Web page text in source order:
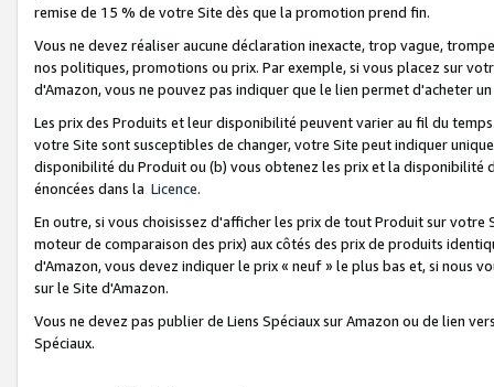
remise de 15 % de votre Site dès que la promotion prend fin.
Vous ne devez réaliser aucune déclaration inexacte, trop vague,
nos politiques, promotions ou prix. Par exemple, si vous placez sur
d'Amazon, vous ne pouvez pas indiquer que le lien permet d'acheter
Les prix des Produits et leur disponibilité peuvent varier au fil du
votre Site sont susceptibles de changer, votre Site peut indiquer
disponibilité du Produit ou (b) vous obtenez les prix et la disponibilité
énoncées dans la Licence.
En outre, si vous choisissez d'afficher les prix de tout Produit sur
moteur de comparaison des prix) aux côtés des prix de produits
d'Amazon, vous devez indiquer le prix « neuf » le plus bas et, si nous
sur le Site d'Amazon.
Vous ne devez pas publier de Liens Spéciaux sur Amazon ou de lien
Spéciaux.